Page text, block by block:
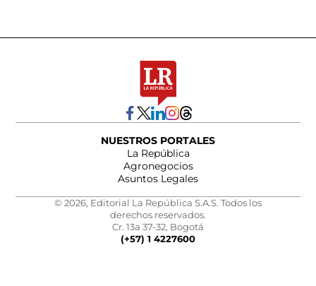
NUESTROS PORTALES
La República
Agronegocios
Asuntos Legales
© 2026, Editorial La República S.A.S. Todos los
derechos reservados.
Cr. 13a 37-32, Bogotá
(+57) 1 4227600